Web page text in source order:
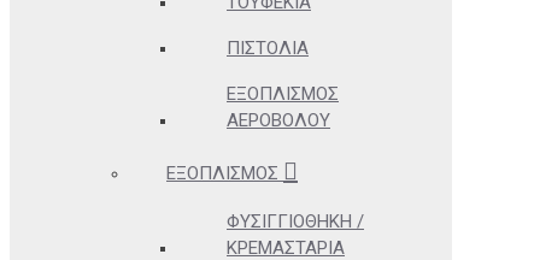
ΠΙΣΤΌΛΙΑ
ΕΞΟΠΛΙΣΜΌΣ
ΑΕΡΟΒΌΛΟΥ
ΕΞΟΠΛΙΣΜΌΣ
ΦΥΣΙΓΓΙΟΘΉΚΗ /
ΚΡΕΜΑΣΤΆΡΙΑ